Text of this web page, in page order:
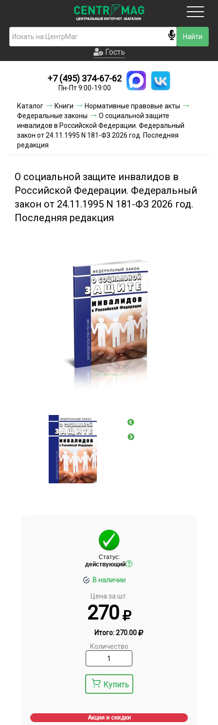
Гость
Новинки
Условия доставки
Условия оплаты
Гость
+7 (495) 374-67-62
Пн-Пт 9:00-19:00
Каталог Книги
Нормативные правовые акты
Федеральные законы
О социальной защите
инвалидов в Российской Федерации. Федеральный
закон от 24.11.1995 N 181-ФЗ 2026 год. Последняя
редакция
О социальной защите инвалидов в
Российской Федерации. Федеральный
закон от 24.11.1995 N 181-ФЗ 2026 год.
Последняя редакция
Статус:
действующий
В наличии
Цена за шт.
270
Итого:270.00
Количество
Купить
Акции и скидки